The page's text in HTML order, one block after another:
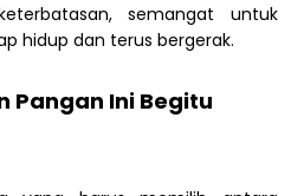
semangat untuk
hidup dan terus bergerak.
Pangan Ini Begitu